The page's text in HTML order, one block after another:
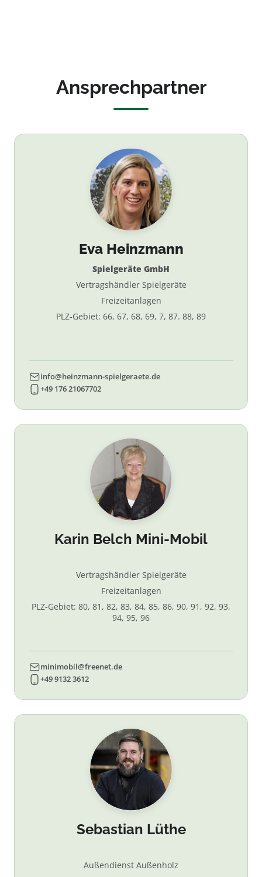
Ansprechpartner
Eva Heinzmann
Spielgeräte GmbH
Vertragshändler Spielgeräte
Freizeitanlagen
PLZ-Gebiet: 66, 67, 68, 69, 7, 87. 88, 89
info@heinzmann-spielgeraete.de
+49 176 21067702
Karin Belch Mini-Mobil
Vertragshändler Spielgeräte
Freizeitanlagen
PLZ-Gebiet: 80, 81, 82, 83, 84, 85, 86, 90, 91, 92, 93,
94, 95, 96
minimobil@freenet.de
+49 9132 3612
Sebastian Lüthe
Außendienst Außenholz